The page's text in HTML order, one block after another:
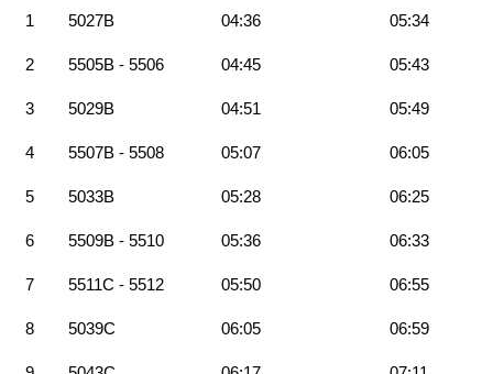
1 5027B 04:36 05:34
2 5505B - 5506 04:45 05:43
3 5029B 04:51 05:49
4 5507B - 5508 05:07 06:05
5 5033B 05:28 06:25
6 5509B - 5510 05:36 06:33
7 5511C - 5512 05:50 06:55
8 5039C 06:05 06:59